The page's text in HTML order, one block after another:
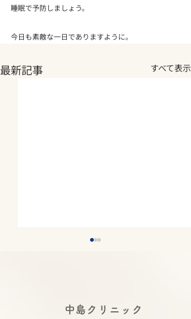
睡眠で予防しましょう。
今日も素敵な一日でありますように。
最新記事 すべて表示
​中島クリニック